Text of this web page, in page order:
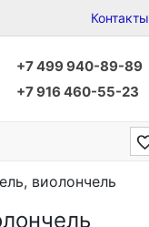
Контакты
+7 499 940-89-89
+7 916 460-55-23
виолончель